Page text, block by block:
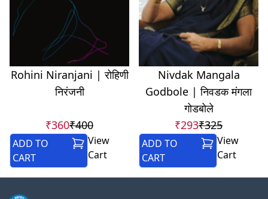
Rohini Niranjani | रोहिणी
निरंजनी
₹360₹400
ADD TO
CART
View
Cart
Nivdak Mangala
Godbole | निवडक मंगला
गोडबोले
₹293₹325
ADD TO
CART
View
Cart